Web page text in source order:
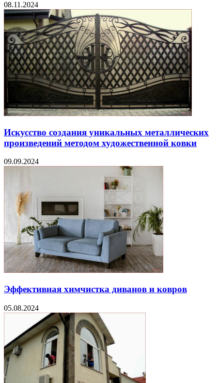
08.11.2024
Искусство создания уникальных металлических
произведений методом художественной ковки
09.09.2024
Эффективная химчистка диванов и ковров
05.08.2024